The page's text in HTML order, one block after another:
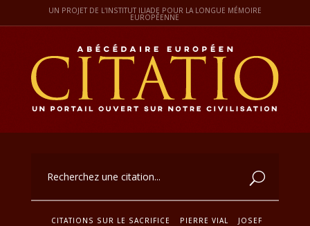
UN PROJET DE L'INSTITUT ILIADE POUR LA LONGUE MÉMOIRE
EUROPÉENNE
CITATIONS SUR LE SACRIFICE PIERRE VIAL
JOSEF